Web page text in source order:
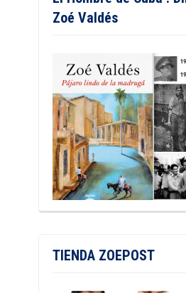
Zoé Valdés
TIENDA ZOEPOST